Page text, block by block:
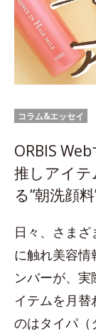
コラム&エッセイ
ORBIS
推しアイテ
る“朝洗顔
日々、さま
に触れ美容情
ンバーが、
イテムを月
のはタイパ（